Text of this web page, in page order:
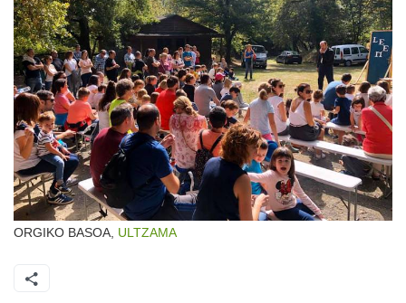
ORGIKO BASOA, ULTZAMA